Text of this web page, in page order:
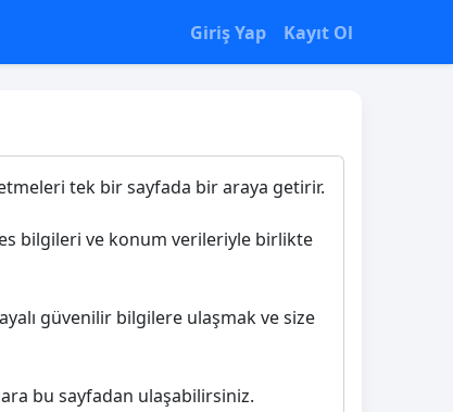
Giriş Yap Kayıt Ol
tek bir sayfada bir araya getirir.
bilgileri ve konum verileriyle birlikte
güvenilir bilgilere ulaşmak ve size
bu sayfadan ulaşabilirsiniz.